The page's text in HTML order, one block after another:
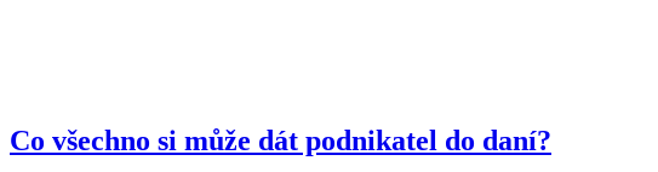
Co všechno si může dát podnikatel do daní?